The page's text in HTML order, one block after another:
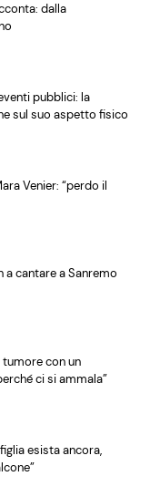
dalla
pubblici: la
sul suo aspetto fisico
Venier: “perdo il
cantare a Sanremo
con un
ci si ammala”
esista ancora,